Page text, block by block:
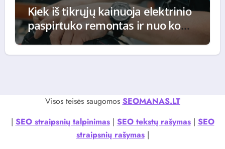
Kiek iš tikrųjų kainuoja elektrinio
paspirtuko remontas ir nuo ko
priklauso galutinė suma
Visos teisės saugomos SEOMANAS.LT
| SEO straipsnių talpinimas| SEO tekstų rašymas| SEO
straipsnių rašymas|